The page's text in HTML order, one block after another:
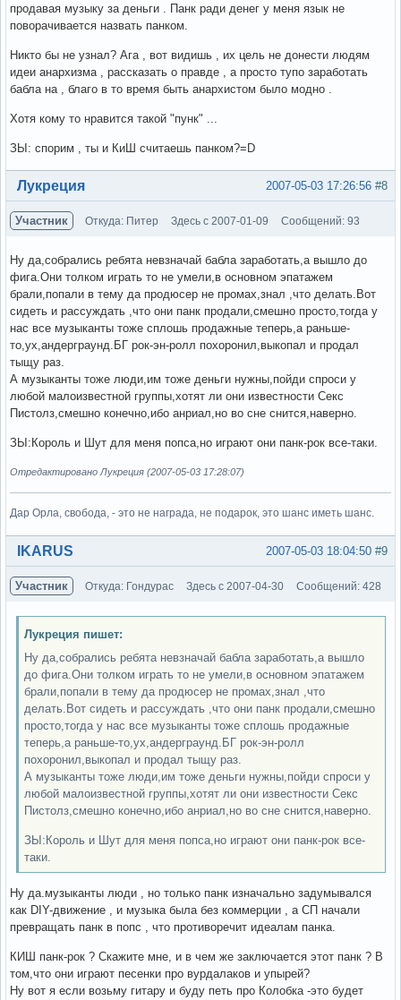
продавая музыку за деньги . Панк ради денег у меня язык не
поворачивается назвать панком.
Никто бы не узнал? Ага , вот видишь , их цель не донести людям
идеи анархизма , рассказать о правде , а просто тупо заработать
бабла на , благо в то время быть анархистом было модно .
Хотя кому то нравится такой "пунк" ...
ЗЫ: спорим , ты и КиШ считаешь панком?=D
Вне форума #8
2007-05-03 17:26:56
Лукреция
Участник Откуда: Питер Здесь с 2007-01-09 Сообщений: 93
Ну да,собрались ребята невзначай бабла заработать,а вышло до
фига.Они толком играть то не умели,в основном эпатажем
брали,попали в тему да продюсер не промах,знал ,что делать.Вот
сидеть и рассуждать ,что они панк продали,смешно просто,тогда у
нас все музыканты тоже сплошь продажные теперь,а раньше-
то,ух,андерграунд.БГ рок-эн-ролл похоронил,выкопал и продал
тыщу раз.
А музыканты тоже люди,им тоже деньги нужны,пойди спроси у
любой малоизвестной группы,хотят ли они известности Секс
Пистолз,смешно конечно,ибо анриал,но во сне снится,наверно.
ЗЫ:Король и Шут для меня попса,но играют они панк-рок все-таки.
Отредактировано Лукреция (2007-05-03 17:28:07)
Дар Орла, свобода, - это не награда, не подарок, это шанс иметь шанс.
Вне форума #9
2007-05-03 18:04:50
IKARUS
Участник Откуда: Гондурас Здесь с 2007-04-30 Сообщений: 428
Лукреция пишет:
Ну да,собрались ребята невзначай бабла заработать,а вышло
до фига.Они толком играть то не умели,в основном эпатажем
брали,попали в тему да продюсер не промах,знал ,что
делать.Вот сидеть и рассуждать ,что они панк продали,смешно
просто,тогда у нас все музыканты тоже сплошь продажные
теперь,а раньше-то,ух,андерграунд.БГ рок-эн-ролл
похоронил,выкопал и продал тыщу раз.
А музыканты тоже люди,им тоже деньги нужны,пойди спроси у
любой малоизвестной группы,хотят ли они известности Секс
Пистолз,смешно конечно,ибо анриал,но во сне снится,наверно.
ЗЫ:Король и Шут для меня попса,но играют они панк-рок все-
таки.
Ну да.музыканты люди , но только панк изначально задумывался
как DIY-движение , и музыка была без коммерции , а СП начали
превращать панк в попс , что противоречит идеалам панка.
КИШ панк-рок ? Скажите мне, и в чем же заключается этот панк ? В
том,что они играют песенки про вурдалаков и упырей?
Ну вот я если возьму гитару и буду петь про Колобка -это будет